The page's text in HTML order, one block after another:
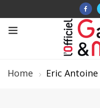
Home Eric Antoine